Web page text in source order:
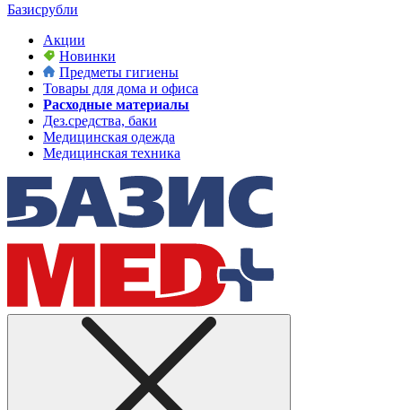
Базисрубли
Акции
Новинки
Предметы гигиены
Товары для дома и офиса
Расходные материалы
Дез.средства, баки
Медицинская одежда
Медицинская техника